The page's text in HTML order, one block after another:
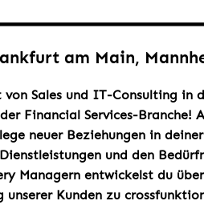
am Main,
Sales und IT-Consulting in
Financial Services-
neuer Beziehungen in
und den
Managern entwickelst du
Kunden zu